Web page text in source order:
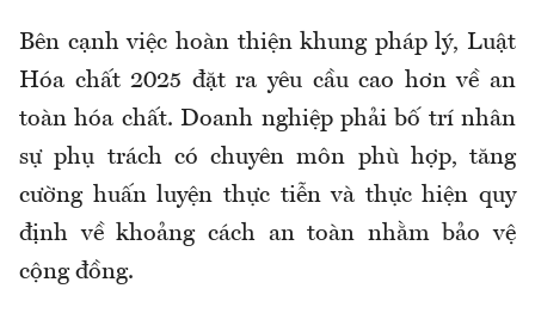
Bên cạnh việc hoàn thiện khung pháp lý, Luật
Hóa chất 2025 đặt ra yêu cầu cao hơn về an
toàn hóa chất. Doanh nghiệp phải bố trí nhân
sự phụ trách có chuyên môn phù hợp, tăng
cường huấn luyện thực tiễn và thực hiện quy
định về khoảng cách an toàn nhằm bảo vệ
cộng đồng.